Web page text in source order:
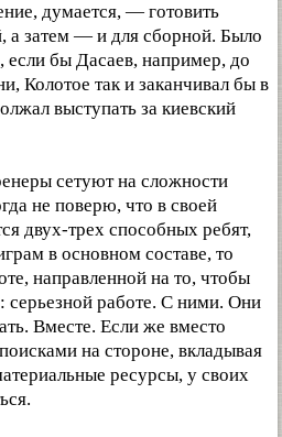
думается, — готовить
а затем — и для сборной. Было
если бы Дасаев, например, до
Колотое так и заканчивал бы в
выступать за киевский
сетуют на сложности
не поверю, что в своей
двух-трех способных ребят,
в основном составе, то
направленной на то, чтобы
серьезной работе. С ними. Они
Вместе. Если же вместо
на стороне, вкладывая
ресурсы, у своих